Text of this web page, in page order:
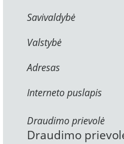
Savivaldybė
Valstybė
Adresas
Interneto puslapis
Draudimo prievolė
Draudimo